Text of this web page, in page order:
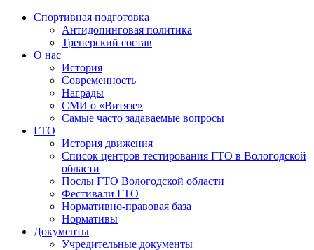
Спортивная подготовка
Антидопинговая политика
Тренерский состав
О нас
История
Современность
Награды
СМИ о «Витязе»
Самые часто задаваемые вопросы
ГТО
История движения
Список центров тестирования ГТО в Вологодской
области
Послы ГТО Вологодской области
Фестивали ГТО
Нормативно-правовая база
Нормативы
Документы
Учредительные документы